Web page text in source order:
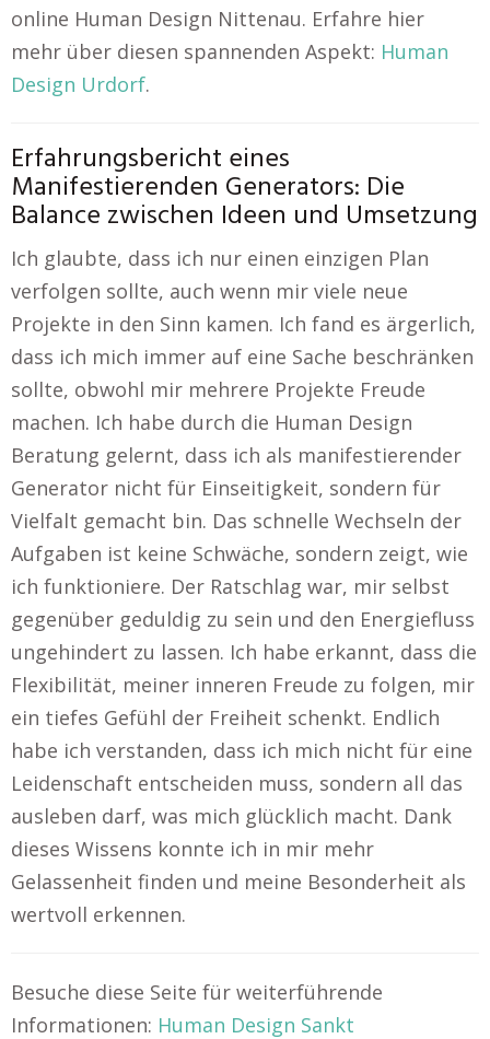
online Human Design Nittenau. Erfahre hier
mehr über diesen spannenden Aspekt: Human
Design Urdorf.
Erfahrungsbericht eines
Manifestierenden Generators: Die
Balance zwischen Ideen und Umsetzung
Ich glaubte, dass ich nur einen einzigen Plan
verfolgen sollte, auch wenn mir viele neue
Projekte in den Sinn kamen. Ich fand es ärgerlich,
dass ich mich immer auf eine Sache beschränken
sollte, obwohl mir mehrere Projekte Freude
machen. Ich habe durch die Human Design
Beratung gelernt, dass ich als manifestierender
Generator nicht für Einseitigkeit, sondern für
Vielfalt gemacht bin. Das schnelle Wechseln der
Aufgaben ist keine Schwäche, sondern zeigt, wie
ich funktioniere. Der Ratschlag war, mir selbst
gegenüber geduldig zu sein und den Energiefluss
ungehindert zu lassen. Ich habe erkannt, dass die
Flexibilität, meiner inneren Freude zu folgen, mir
ein tiefes Gefühl der Freiheit schenkt. Endlich
habe ich verstanden, dass ich mich nicht für eine
Leidenschaft entscheiden muss, sondern all das
ausleben darf, was mich glücklich macht. Dank
dieses Wissens konnte ich in mir mehr
Gelassenheit finden und meine Besonderheit als
wertvoll erkennen.
Besuche diese Seite für weiterführende
Informationen: Human Design Sankt